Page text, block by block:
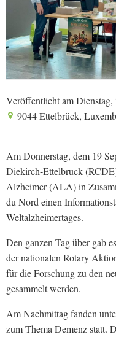
Veröffentlicht am
9044 Ettelbrück,
Am Donnerstag, dem 19
Diekirch-Ettelbruck
Alzheimer (ALA) in
du Nord einen
Weltalzheimertages.
Den ganzen Tag über gab
der nationalen Rotary
für die Forschung zu den
gesammelt werden.
Am Nachmittag fanden
zum Thema Demenz statt.